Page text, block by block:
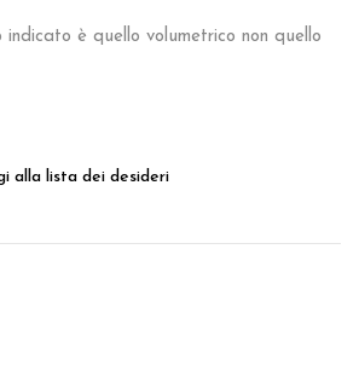
indicato è quello volumetrico non quello
alla lista dei desideri